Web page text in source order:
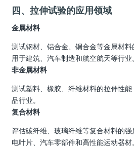
四、拉伸试验的应用领域
金属材料
测试钢材、铝合金、铜合金等金属材料
用于建筑、汽车制造和航空航天等行业
非金属材料
测试塑料、橡胶、纤维材料的拉伸性
品行业。
复合材料
评估碳纤维、玻璃纤维等复合材料的
电叶片、汽车零部件和高性能运动器材